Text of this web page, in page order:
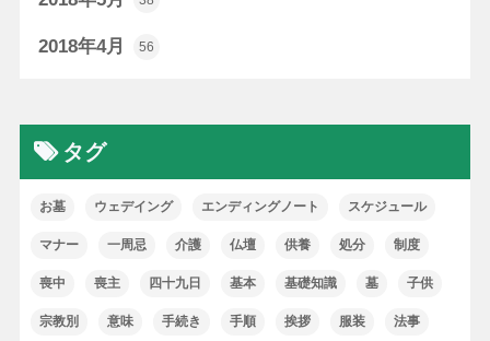
2018年4月 56
タグ
お墓 ウェデイング エンディングノート スケジュール
マナー 一周忌 介護 仏壇 供養 処分 制度
喪中 喪主 四十九日 基本 基礎知識 墓 子供
宗教別 意味 手続き 手順 挨拶 服装 法事